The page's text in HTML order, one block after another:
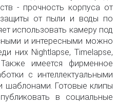
- прочность корпуса от
от пыли и воды по
использовать камеру под
и интересными можно
них Nightlapse, Timelapse,
имеется фирменное
с интеллектуальными
шаблонами. Готовые клипы
в социальные